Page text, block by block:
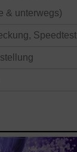
& unterwegs)
Speedtest